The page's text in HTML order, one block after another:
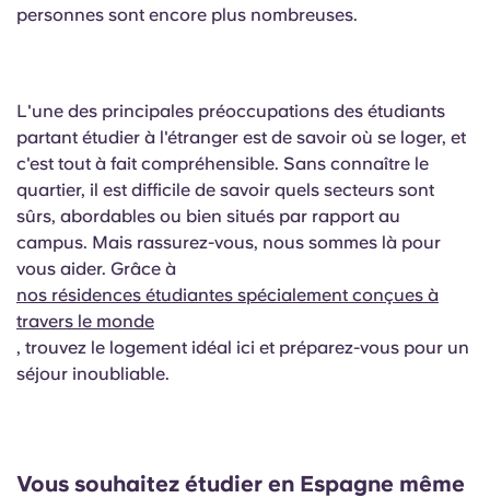
personnes sont encore plus nombreuses.
L'une des principales préoccupations des étudiants
partant étudier à l'étranger est de savoir où se loger, et
c'est tout à fait compréhensible. Sans connaître le
quartier, il est difficile de savoir quels secteurs sont
sûrs, abordables ou bien situés par rapport au
campus. Mais rassurez-vous, nous sommes là pour
vous aider. Grâce à
nos résidences étudiantes spécialement conçues à
travers le monde
, trouvez le logement idéal ici et préparez-vous pour un
séjour inoubliable.
Vous souhaitez étudier en Espagne même